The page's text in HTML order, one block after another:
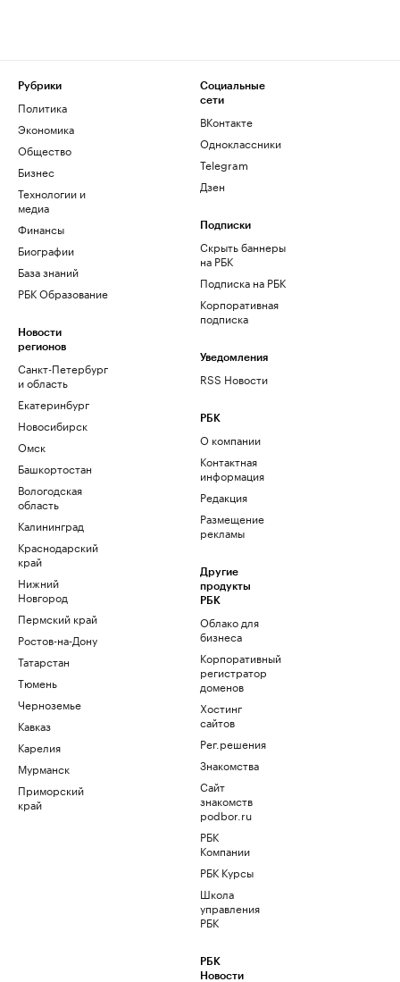
Рубрики
Политика
Экономика
Общество
Бизнес
Технологии и
медиа
Финансы
Биографии
База знаний
РБК Образование
Новости
регионов
Санкт-Петербург
и область
Екатеринбург
Новосибирск
Омск
Башкортостан
Вологодская
область
Калининград
Краснодарский
край
Нижний
Новгород
Пермский край
Ростов-на-Дону
Татарстан
Тюмень
Черноземье
Кавказ
Карелия
Мурманск
Приморский
край
Социальные
сети
ВКонтакте
Одноклассники
Telegram
Дзен
Подписки
Скрыть баннеры
на РБК
Подписка на РБК
Корпоративная
подписка
Уведомления
RSS Новости
РБК
О компании
Контактная
информация
Редакция
Размещение
рекламы
Другие
продукты
РБК
Облако для
бизнеса
Корпоративный
регистратор
доменов
Хостинг
сайтов
Рег.решения
Знакомства
Сайт
знакомств
podbor.ru
РБК
Компании
РБК Курсы
Школа
управления
РБК
РБК
Новости